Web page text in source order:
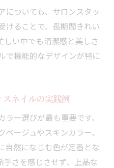
についても、サロンスタッ
けることで、長期間きれい
しい中でも清潔感と美しさ
で機能的なデザインが特に
ネイルの実践例
ー選びが最も重要です。
ージュやスキンカラー、
自然になじむ色が定番とな
手さを感じさせず、上品な